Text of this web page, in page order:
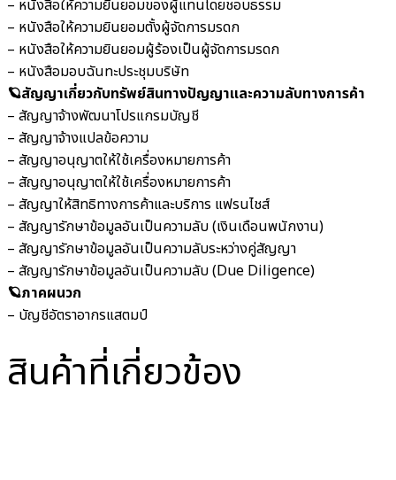
– หนังสือให้ความยินยอมของผู้แทนโดยชอบธรรม
– หนังสือให้ความยินยอมตั้งผู้จัดการมรดก
– หนังสือให้ความยินยอมผู้ร้องเป็นผู้จัดการมรดก
– หนังสือมอบฉันทะประชุมบริษัท
🪐สัญญาเกี่ยวกับทรัพย์สินทางปัญญาและความลับทางการค้า
– สัญญาจ้างพัฒนาโปรแกรมบัญชี
– สัญญาจ้างแปลข้อความ
– สัญญาอนุญาตให้ใช้เครื่องหมายการค้า
– สัญญาอนุญาตให้ใช้เครื่องหมายการค้า
– สัญญาให้สิทธิทางการค้าและบริการ แฟรนไชส์
– สัญญารักษาข้อมูลอันเป็นความลับ (เงินเดือนพนักงาน)
– สัญญารักษาข้อมูลอันเป็นความลับระหว่างคู่สัญญา
– สัญญารักษาข้อมูลอันเป็นความลับ (Due Diligence)
🪐ภาคผนวก
– บัญชีอัตราอากรแสตมป์
สินค้าที่เกี่ยวข้อง